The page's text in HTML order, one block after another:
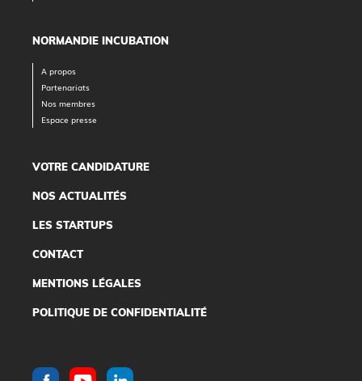
NORMANDIE INCUBATION
A propos
Partenariats
Nos membres
Espace presse
VOTRE CANDIDATURE
NOS ACTUALITÉS
LES STARTUPS
CONTACT
MENTIONS LÉGALES
POLITIQUE DE CONFIDENTIALITÉ